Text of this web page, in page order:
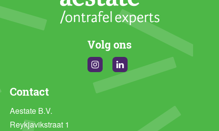
Volg ons
InstagramLinkedin
Contact
Aestate B.V.
Reykjavikstraat 1